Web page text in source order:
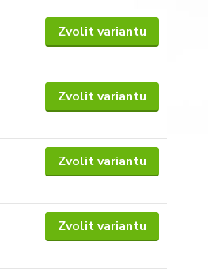
Zvolit variantu
Zvolit variantu
Zvolit variantu
Zvolit variantu